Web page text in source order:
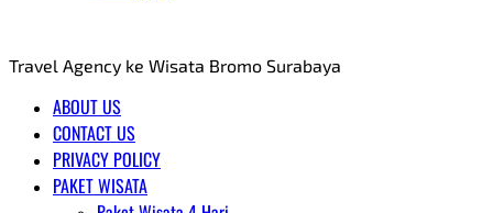
Travel Agency ke Wisata Bromo Surabaya
ABOUT US
CONTACT US
PRIVACY POLICY
PAKET WISATA